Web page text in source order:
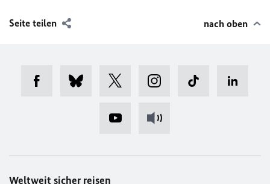
Seite teilen nach oben
Weltweit sicher reisen